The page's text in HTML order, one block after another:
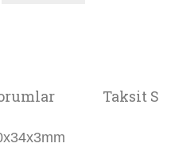
Taksit